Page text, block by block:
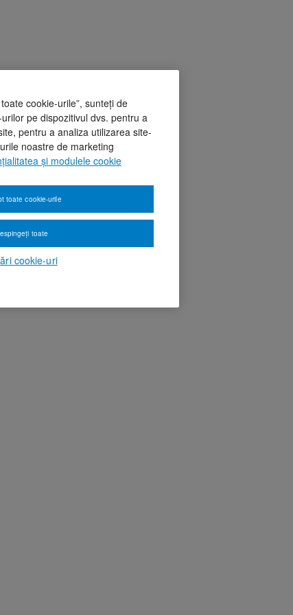
cookie-urile”, sunteți de
pe dispozitivul dvs. pentru a
pentru a analiza utilizarea site-
noastre de marketing
și modulele cookie
cookie-uri
toate
toate cookie-urile